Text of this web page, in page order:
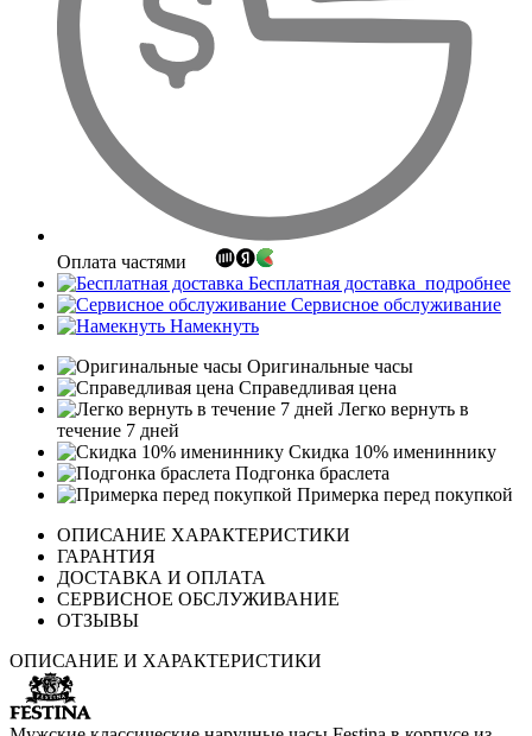
Оплата частями
Бесплатная доставка подробнее
Сервисное обслуживание
Намекнуть
Оригинальные часы
Справедливая цена
Легко вернуть в
течение 7 дней
Скидка 10% имениннику
Подгонка браслета
Примерка перед покупкой
ОПИСАНИЕ ХАРАКТЕРИСТИКИ
ГАРАНТИЯ
ДОСТАВКА И ОПЛАТА
СЕРВИСНОЕ ОБСЛУЖИВАНИЕ
ОТЗЫВЫ
ОПИСАНИЕ И ХАРАКТЕРИСТИКИ